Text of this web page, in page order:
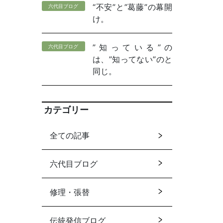
六代目ブログ
“不安”と”葛藤”の幕開
け。
六代目ブログ
”知っている”の
は、”知ってない”のと
同じ。
カテゴリー
全ての記事
六代目ブログ
修理・張替
伝統発信ブログ